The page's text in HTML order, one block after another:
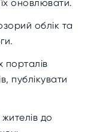
оновлювати.
облік та
порталів
публікувати
до